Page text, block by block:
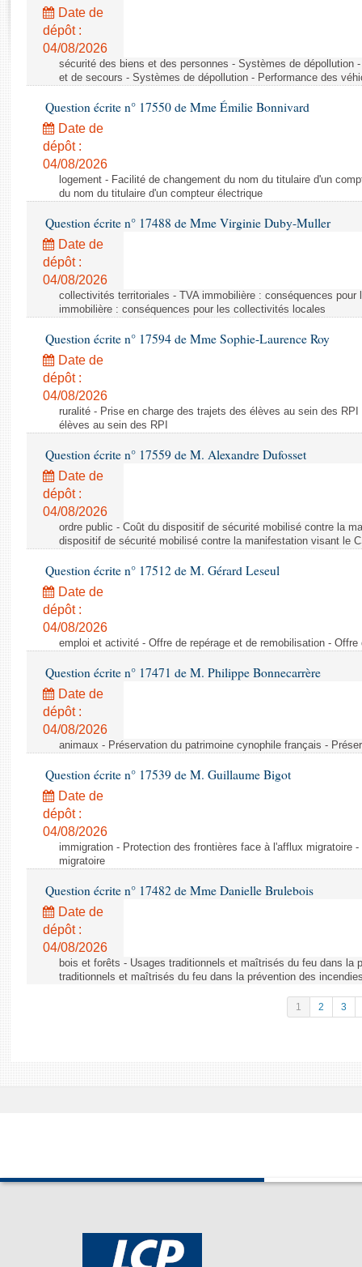
Rapports législatifs
Rapports sur l'application des lois
Baromètre de l’application des lois
Dossiers législatifs
Budget et sécurité sociale
Questions écrites et orales
Comptes rendus des débats
Date de
dépôt :
04/08/2026
sécurité des biens et des personnes - Systèmes de dépollution
et de secours - Systèmes de dépollution - Performance des
Question écrite n° 17550 de Mme Émilie Bonnivard
Date de
dépôt :
04/08/2026
logement - Facilité de changement du nom du titulaire d'un
du nom du titulaire d'un compteur électrique
Question écrite n° 17488 de Mme Virginie Duby-Muller
Date de
dépôt :
04/08/2026
collectivités territoriales - TVA immobilière : conséquences
immobilière : conséquences pour les collectivités locales
Question écrite n° 17594 de Mme Sophie-Laurence Roy
Date de
dépôt :
04/08/2026
ruralité - Prise en charge des trajets des élèves au sein des
élèves au sein des RPI
Question écrite n° 17559 de M. Alexandre Dufosset
Date de
dépôt :
04/08/2026
ordre public - Coût du dispositif de sécurité mobilisé contre la
dispositif de sécurité mobilisé contre la manifestation visant le
Question écrite n° 17512 de M. Gérard Leseul
Date de
dépôt :
04/08/2026
emploi et activité - Offre de repérage et de remobilisation -
Question écrite n° 17471 de M. Philippe Bonnecarrère
Date de
dépôt :
04/08/2026
animaux - Préservation du patrimoine cynophile français -
Question écrite n° 17539 de M. Guillaume Bigot
Date de
dépôt :
04/08/2026
immigration - Protection des frontières face à l'afflux migratoire
migratoire
Question écrite n° 17482 de Mme Danielle Brulebois
Date de
dépôt :
04/08/2026
bois et forêts - Usages traditionnels et maîtrisés du feu dans la
traditionnels et maîtrisés du feu dans la prévention des
1 2 3